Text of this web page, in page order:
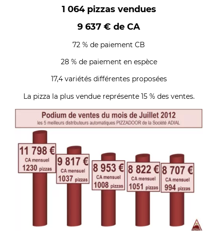
1 064 pizzas vendues
9 637 € de CA
72 % de paiement CB
28 % de paiement en espèce
17,4 variétés différentes proposées
La pizza la plus vendue représente 15 % des ventes.